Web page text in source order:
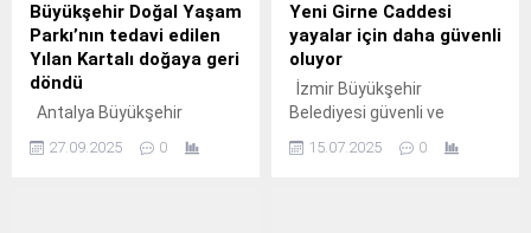
Büyükşehir Doğal Yaşam
Parkı’nın tedavi edilen
Yılan Kartalı doğaya geri
döndü
Antalya Büyükşehir
Parkı'nda çeşitli nedenlerle
27.09.2025 0
Yeni Girne Caddesi
yayalar için daha güvenli
oluyor
İzmir Büyükşehir
Belediyesi güvenli ve
Karşıyaka Yeni Girne
15.07.2025 0